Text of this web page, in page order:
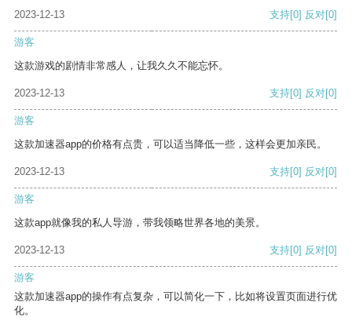
2023-12-13 支持[0] 反对[0]
游客
这款游戏的剧情非常感人，让我久久不能忘怀。
2023-12-13 支持[0] 反对[0]
游客
这款加速器app的价格有点贵，可以适当降低一些，这样会更加亲民。
2023-12-13 支持[0] 反对[0]
游客
这款app就像我的私人导游，带我领略世界各地的美景。
2023-12-13 支持[0] 反对[0]
游客
这款加速器app的操作有点复杂，可以简化一下，比如将设置页面进行优
化。